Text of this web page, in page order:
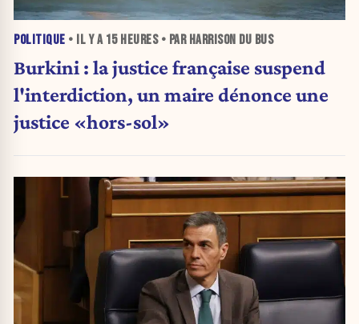
POLITIQUE • IL Y A 15 HEURES• PAR HARRISON DU BUS
Burkini : la justice française suspend
l'interdiction, un maire dénonce une
justice «hors-sol»